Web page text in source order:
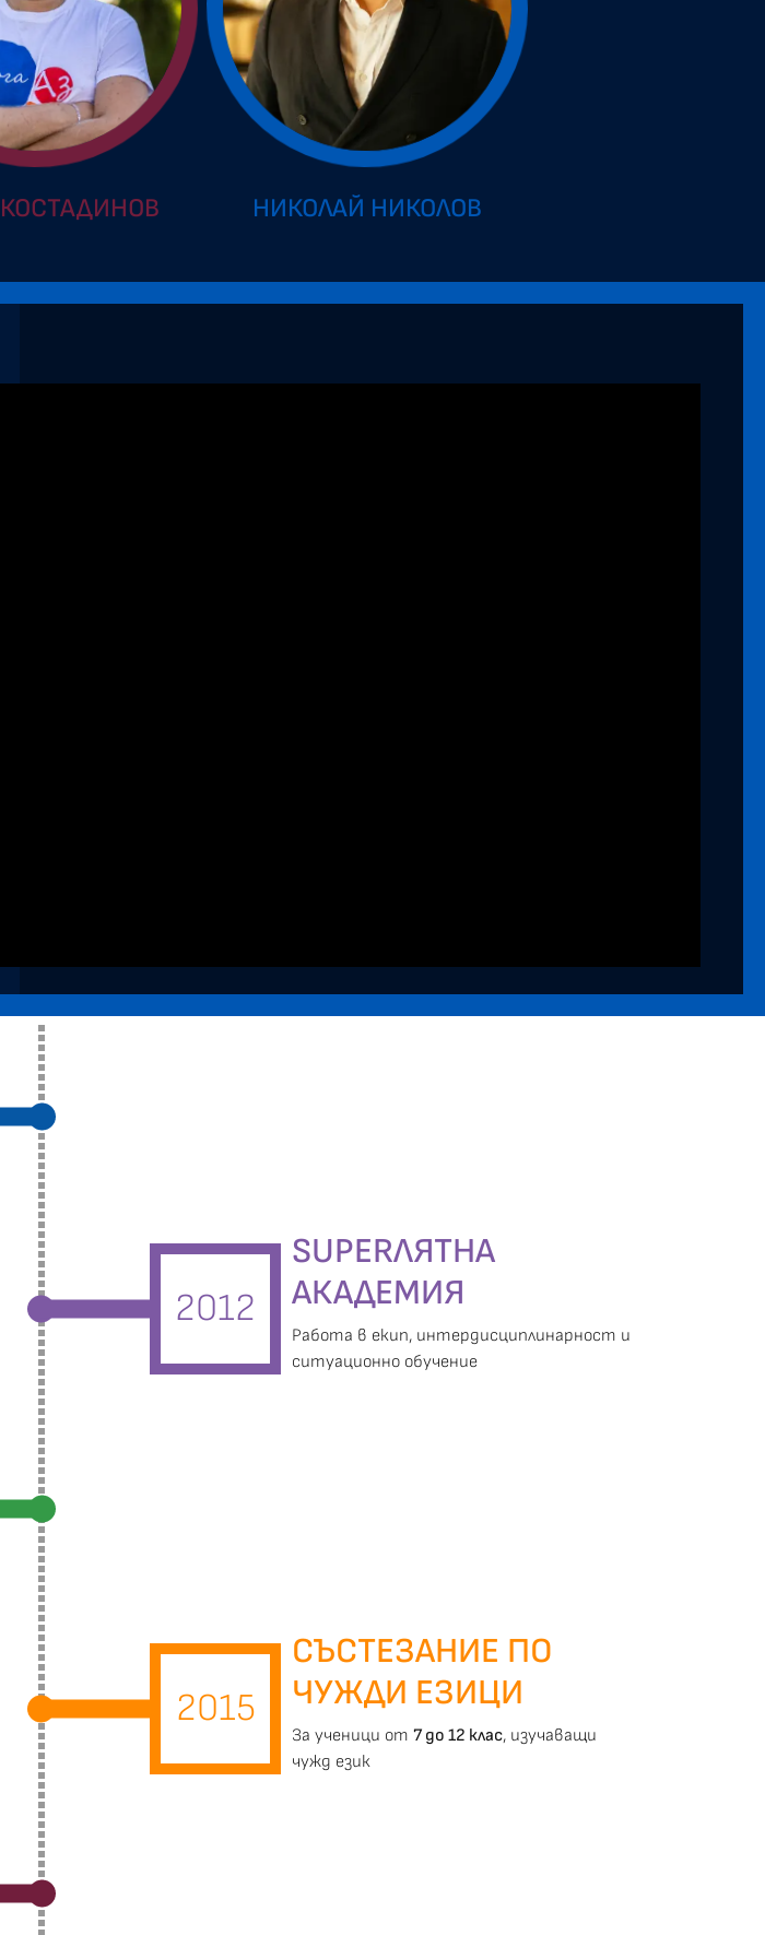
НИКОЛАЙ НИКОЛОВ
2012
SUPERЛЯТНА
АКАДЕМИЯ
Работа в екип, интердисциплинарност и
ситуационно обучение
2015
СЪСТЕЗАНИЕ ПО
ЧУЖДИ ЕЗИЦИ
За ученици от7 до 12 клас, изучаващи
чужд език